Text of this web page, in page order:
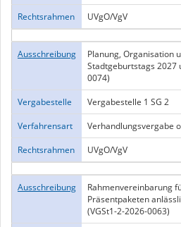
Rechtsrahmen
UVgO/VgV
Ausschreibung
Planung, Organisation
Stadtgeburtstags 2027
0074)
Vergabestelle
Vergabestelle 1 SG 2
Verfahrensart
Verhandlungsvergabe
Rechtsrahmen
UVgO/VgV
Ausschreibung
Rahmenvereinbarung
Präsentpaketen
(VGSt1-2-2026-0063)